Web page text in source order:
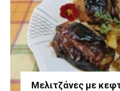
Μελιτζάνες με